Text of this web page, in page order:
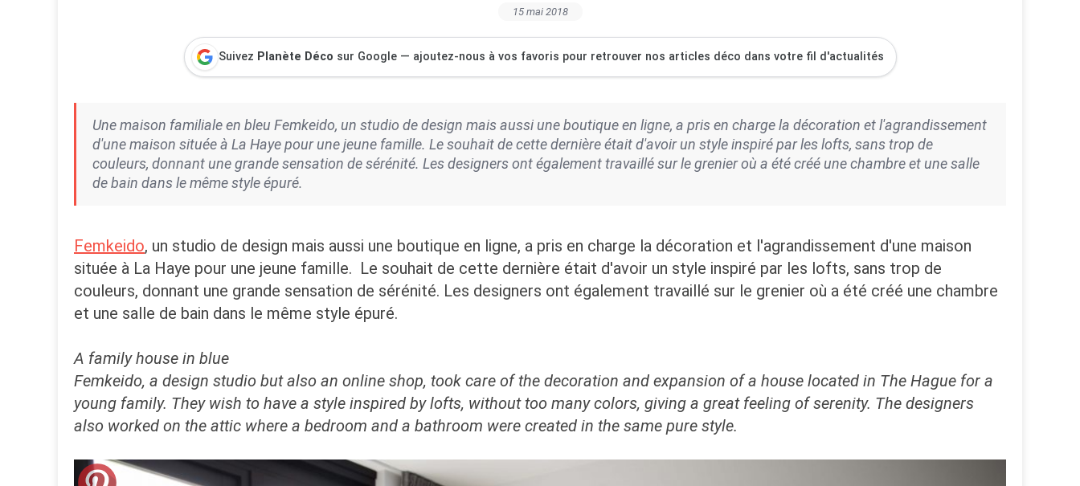
15 mai 2018
Suivez Planète Déco sur Google — ajoutez-nous à vos favoris pour retrouver nos articles déco dans votre fil d'actualités
Une maison familiale en bleu Femkeido, un studio de design mais aussi une boutique en ligne, a pris en charge la décoration et l'agrandissement
d'une maison située à La Haye pour une jeune famille. Le souhait de cette dernière était d'avoir un style inspiré par les lofts, sans trop de
couleurs, donnant une grande sensation de sérénité. Les designers ont également travaillé sur le grenier où a été créé une chambre et une salle
de bain dans le même style épuré.
Femkeido, un studio de design mais aussi une boutique en ligne, a pris en charge la décoration et l'agrandissement d'une maison
située à La Haye pour une jeune famille. Le souhait de cette dernière était d'avoir un style inspiré par les lofts, sans trop de
couleurs, donnant une grande sensation de sérénité. Les designers ont également travaillé sur le grenier où a été créé une chambre
et une salle de bain dans le même style épuré.
A family house in blue
Femkeido, a design studio but also an online shop, took care of the decoration and expansion of a house located in The Hague for a
young family. They wish to have a style inspired by lofts, without too many colors, giving a great feeling of serenity. The designers
also worked on the attic where a bedroom and a bathroom were created in the same pure style.